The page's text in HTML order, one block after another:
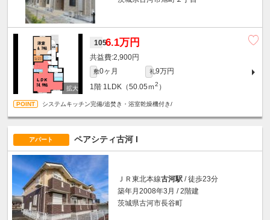
1056.1万円
2,900円
敷0ヶ月 礼9万円
1階 1LDK（50.05ｍ2 ）
システムキッチン完備/追焚き・浴室乾燥機付き/
アパート ペアシティ古河 I
ＪＲ東北本線古河駅 / 徒歩23分
築年月2008年3月 / 2階建
茨城県古河市長谷町